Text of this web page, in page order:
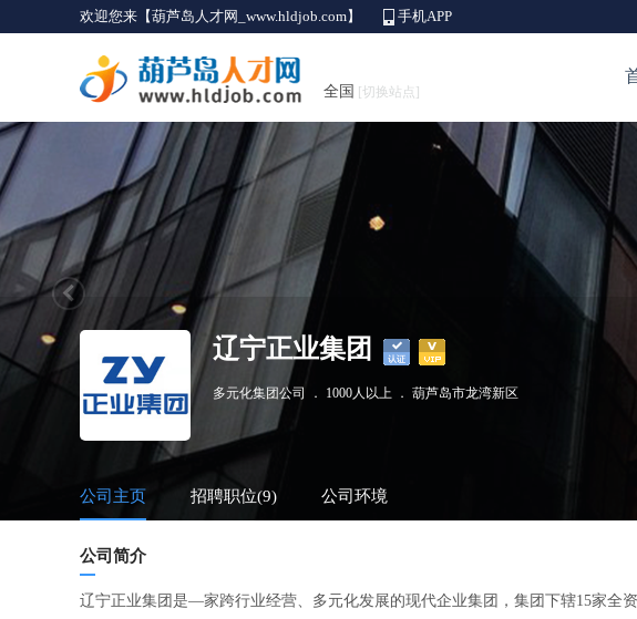
欢迎您来【葫芦岛人才网_www.hldjob.com】 手机APP
全国 [切换站点]
辽宁正业集团
多元化集团公司 ． 1000人以上 ． 葫芦岛市龙湾新区
公司主页 招聘职位(9) 公司环境
公司简介
辽宁正业集团是—家跨行业经营、多元化发展的现代企业集团，集团下辖15家全